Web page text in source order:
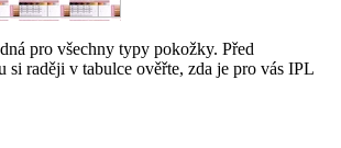
pro všechny typy pokožky. Před
si raději v tabulce ověřte, zda je pro vás IPL